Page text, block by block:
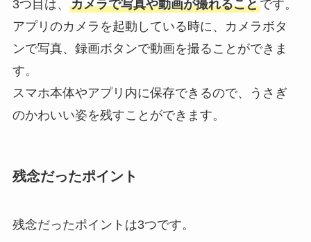
3つ目は、 カメラで写真や動画が撮れることです。
アプリのカメラを起動している時に、カメラボタ
ンで写真、録画ボタンで動画を撮ることができま
す。
スマホ本体やアプリ内に保存できるので、うさぎ
のかわいい姿を残すことができます。
残念だったポイント
残念だったポイントは3つです。